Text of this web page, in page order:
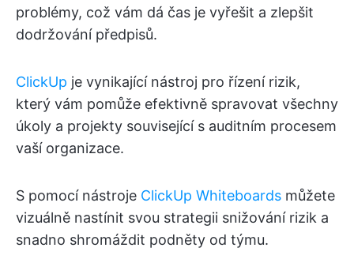
problémy, což vám dá čas je vyřešit a zlepšit
dodržování předpisů.
ClickUp je vynikající nástroj pro řízení rizik,
který vám pomůže efektivně spravovat všechny
úkoly a projekty související s auditním procesem
vaší organizace.
S pomocí nástroje ClickUp Whiteboards můžete
vizuálně nastínit svou strategii snižování rizik a
snadno shromáždit podněty od týmu.